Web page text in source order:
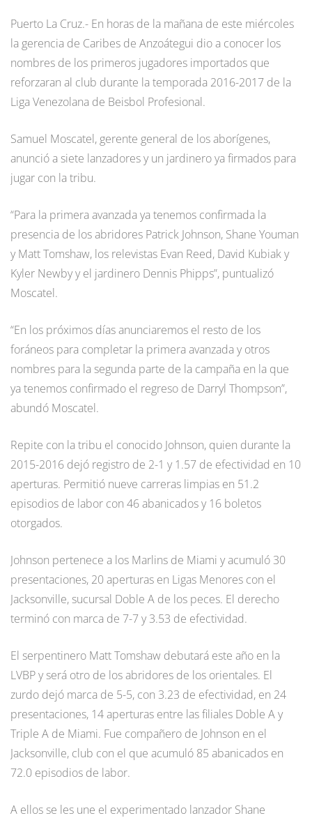
Puerto La Cruz.- En horas de la mañana de este miércoles
la gerencia de Caribes de Anzoátegui dio a conocer los
nombres de los primeros jugadores importados que
reforzaran al club durante la temporada 2016-2017 de la
Liga Venezolana de Beisbol Profesional.
Samuel Moscatel, gerente general de los aborígenes,
anunció a siete lanzadores y un jardinero ya firmados para
jugar con la tribu.
“Para la primera avanzada ya tenemos confirmada la
presencia de los abridores Patrick Johnson, Shane Youman
y Matt Tomshaw, los relevistas Evan Reed, David Kubiak y
Kyler Newby y el jardinero Dennis Phipps”, puntualizó
Moscatel.
“En los próximos días anunciaremos el resto de los
foráneos para completar la primera avanzada y otros
nombres para la segunda parte de la campaña en la que
ya tenemos confirmado el regreso de Darryl Thompson”,
abundó Moscatel.
Repite con la tribu el conocido Johnson, quien durante la
2015-2016 dejó registro de 2-1 y 1.57 de efectividad en 10
aperturas. Permitió nueve carreras limpias en 51.2
episodios de labor con 46 abanicados y 16 boletos
otorgados.
Johnson pertenece a los Marlins de Miami y acumuló 30
presentaciones, 20 aperturas en Ligas Menores con el
Jacksonville, sucursal Doble A de los peces. El derecho
terminó con marca de 7-7 y 3.53 de efectividad.
El serpentinero Matt Tomshaw debutará este año en la
LVBP y será otro de los abridores de los orientales. El
zurdo dejó marca de 5-5, con 3.23 de efectividad, en 24
presentaciones, 14 aperturas entre las filiales Doble A y
Triple A de Miami. Fue compañero de Johnson en el
Jacksonville, club con el que acumuló 85 abanicados en
72.0 episodios de labor.
A ellos se les une el experimentado lanzador Shane